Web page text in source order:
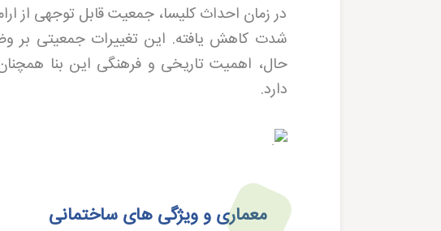
در زمان احداث کلیسا، جمعیت قابل توجهی از
شدت کاهش یافته. این تغییرات جمعیتی بر
حال، اهمیت تاریخی و فرهنگی این بنا
دارد.
معماری و ویژگی های ساختمانی